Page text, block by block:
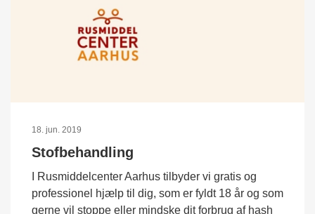
18. jun. 2019
Stofbehandling
I Rusmiddelcenter Aarhus tilbyder vi gratis og
professionel hjælp til dig, som er fyldt 18 år og som
gerne vil stoppe eller mindske dit forbrug af hash